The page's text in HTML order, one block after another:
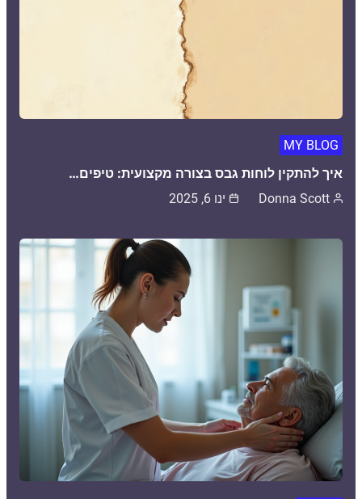
MY BLOG
איך להתקין לוחות גבס בצורה מקצועית: טיפים…
Donna Scott ינו 6, 2025